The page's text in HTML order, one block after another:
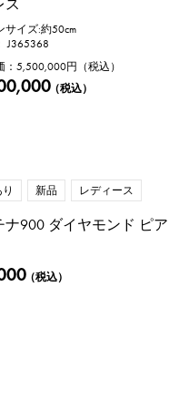
ス
サイズ:約50cm
J365368
：5,500,000円（税込）
（税込）
新品 レディース
ナ900 ダイヤモンド ピア
（税込）